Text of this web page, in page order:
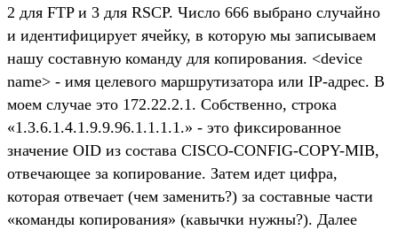
2 для FTP и 3 для RSCP. Число 666 выбрано случайно
и идентифицирует ячейку, в которую мы записываем
нашу составную команду для копирования. <device
name> - имя целевого маршрутизатора или IP-адрес. В
моем случае это 172.22.2.1. Собственно, строка
«1.3.6.1.4.1.9.9.96.1.1.1.1.» - это фиксированное
значение OID из состава CISCO-CONFIG-COPY-MIB,
отвечающее за копирование. Затем идет цифра,
которая отвечает (чем заменить?) за составные части
«команды копирования» (кавычки нужны?). Далее